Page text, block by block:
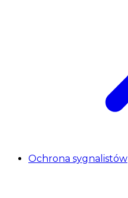
Ochrona sygnalistów